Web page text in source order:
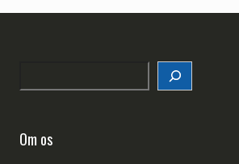
Om os